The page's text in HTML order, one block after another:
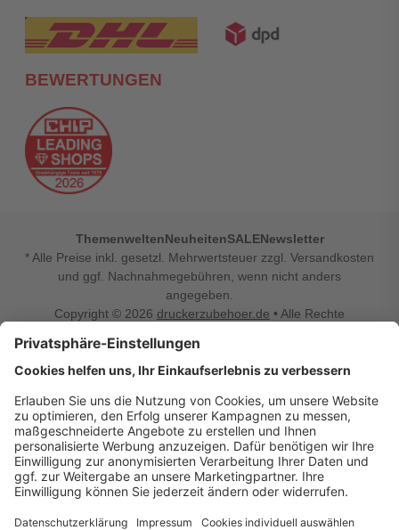
BEWERTUNGEN
ThemenweltenNeuheitenSALENewsletter
* Alle Preise inkl. gesetzl. Mehrwertsteuer zzgl. Versandkosten
und ggf. Nachnahmegebühren, wenn nicht anders
angegeben.
Copyright © 2026 druckerzubehoer.de • Alle Rechte
Vertrag widerrufen
Druckerzubehoer.de – preiswerte Qualität für Ihr Office
Sie sind auf der Suche nach dem passenden Druckerzubehör
oder Zubehör für das Büro, den Computer oder Ihr
Smartphone? Dann sind Sie bei Druckerzubehoer.de genau
richtig! Unser breites Sortiment bietet unter anderem Tinte
und Toner für alle gängigen Druckermodelle – großer sowie
kleiner Hersteller. Zugleich sind wir Ihr Online Fachhandel für